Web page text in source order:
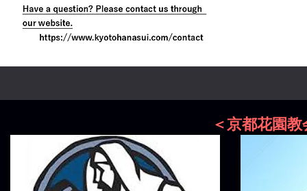
＜京都花園